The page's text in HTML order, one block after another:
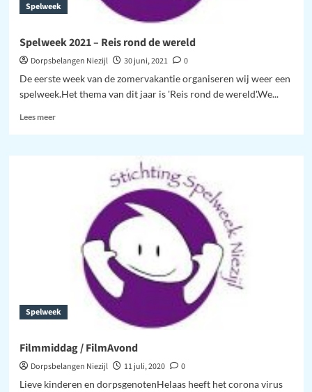
Spelweek
Spelweek 2021 – Reis rond de wereld
Dorpsbelangen Niezijl 30 juni, 2021
0
De eerste week van de zomervakantie organiseren wij weer een
spelweek.Het thema van dit jaar is 'Reis rond de wereld'.We...
Lees meerLees
Spelweek
Filmmiddag / FilmAvond
Dorpsbelangen Niezijl 11 juli, 2020
0
Lieve kinderen en dorpsgenotenHelaas heeft het corona virus